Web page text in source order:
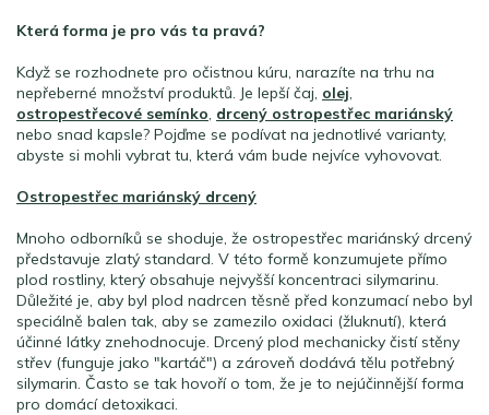
Která forma je pro vás ta pravá?
Když se rozhodnete pro očistnou kúru, narazíte na trhu na
nepřeberné množství produktů. Je lepší čaj, olej
ostropestřecové semínko drcený ostropestřec mariánský
nebo snad kapsle? Pojďme se podívat na jednotlivé varianty,
abyste si mohli vybrat tu, která vám bude nejvíce vyhovovat.
Ostropestřec mariánský drcený
Mnoho odborníků se shoduje, že ostropestřec mariánský drcený
představuje zlatý standard. V této formě konzumujete přímo
plod rostliny, který obsahuje nejvyšší koncentraci silymarinu.
Důležité je, aby byl plod nadrcen těsně před konzumací nebo byl
speciálně balen tak, aby se zamezilo oxidaci (žluknutí), která
účinné látky znehodnocuje. Drcený plod mechanicky čistí stěny
střev (funguje jako "kartáč") a zároveň dodává tělu potřebný
silymarin. Často se tak hovoří o tom, že je to nejúčinnější forma
pro domácí detoxikaci.